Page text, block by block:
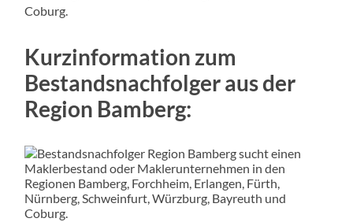
Coburg.
Kurzinformation zum
Bestandsnachfolger aus der
Region Bamberg: